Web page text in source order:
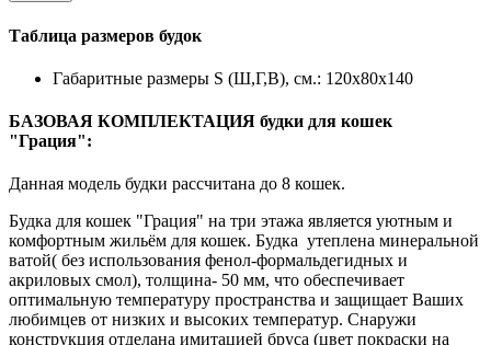
Таблица размеров будок
Габаритные размеры S (Ш,Г,В), см.: 120х80х140
БАЗОВАЯ КОМПЛЕКТАЦИЯ будки для кошек
"Грация":
Данная модель будки рассчитана до 8 кошек.
Будка для кошек "Грация" на три этажа является уютным и
комфортным жильём для кошек. Будка утеплена минеральной
ватой( без использования фенол-формальдегидных и
акриловых смол), толщина- 50 мм, что обеспечивает
оптимальную температуру пространства и защищает Ваших
любимцев от низких и высоких температур. Снаружи
конструкция отделана имитацией бруса (цвет покраски на